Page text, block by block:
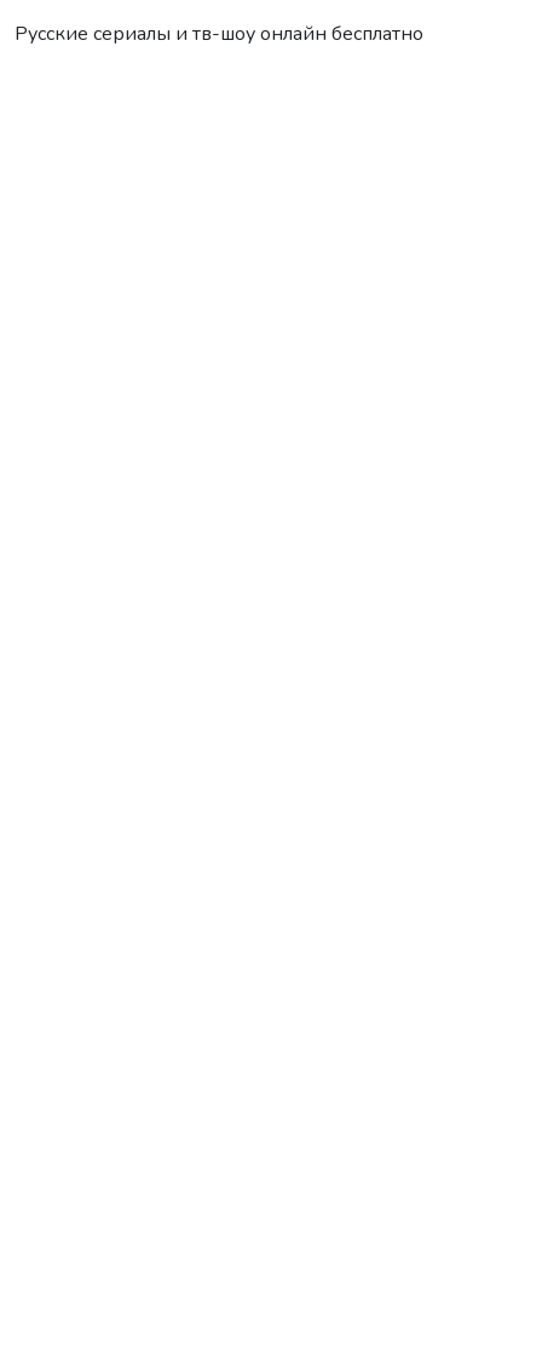
Русские сериалы и тв-шоу онлайн бесплатно